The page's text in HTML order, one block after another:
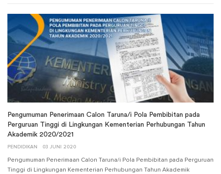
Pengumuman Penerimaan Calon Taruna/i Pola Pembibitan pada
Perguruan Tinggi di Lingkungan Kementerian Perhubungan Tahun
Akademik 2020/2021
PENDIDIKAN 03 JUNI 2020
Pengumuman Penerimaan Calon Taruna/i Pola Pembibitan pada Perguruan
Tinggi di Lingkungan Kementerian Perhubungan Tahun Akademik